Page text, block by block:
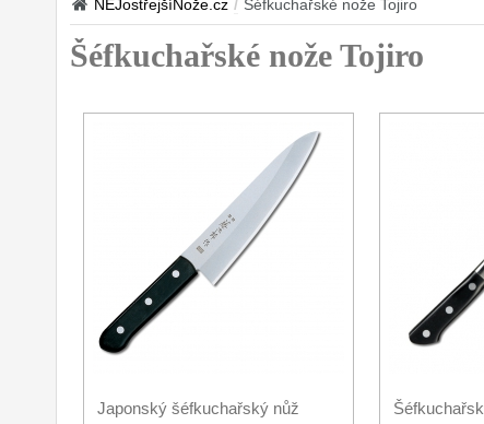
NEJostřejšíNože.cz / Šéfkuchařské nože Tojiro
Šéfkuchařské nože Tojiro
Japonský šéfkuchařský nůž